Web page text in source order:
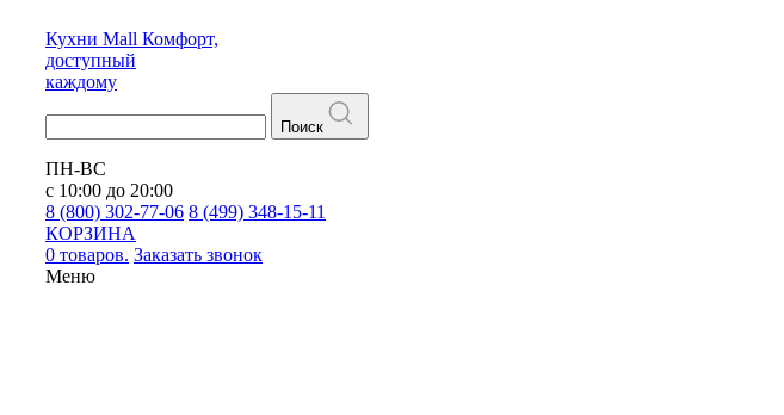
Кухни Mall Комфорт,
доступный
каждому
Поиск
ПН-ВС
с 10:00 до 20:00
8 (800) 302-77-06 8 (499) 348-15-11
КОРЗИНА
0 товаров. Заказать звонок
Меню